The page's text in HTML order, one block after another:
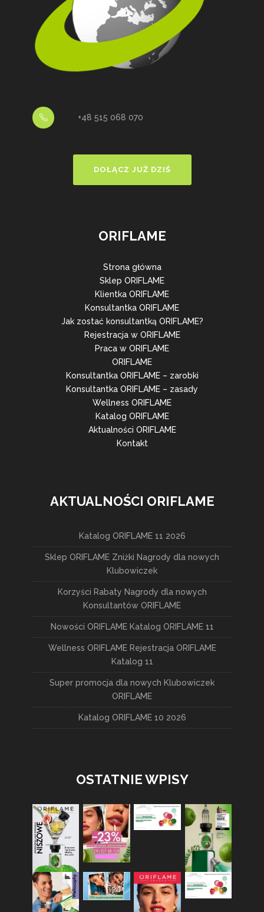
+48 515 068 070
DOŁĄCZ JUŻ DZIŚ
ORIFLAME
Strona główna
Sklep ORIFLAME
Klientka ORIFLAME
Konsultantka ORIFLAME
Jak zostać konsultantką ORIFLAME?
Rejestracja w ORIFLAME
Praca w ORIFLAME
ORIFLAME
Konsultantka ORIFLAME – zarobki
Konsultantka ORIFLAME – zasady
Wellness ORIFLAME
Katalog ORIFLAME
Aktualności ORIFLAME
Kontakt
AKTUALNOŚCI ORIFLAME
Katalog ORIFLAME 11 2026
Sklep ORIFLAME Zniżki Nagrody dla nowych
Klubowiczek
Korzyści Rabaty Nagrody dla nowych
Konsultantów ORIFLAME
Nowości ORIFLAME Katalog ORIFLAME 11
Wellness ORIFLAME Rejestracja ORIFLAME
Katalog 11
Super promocja dla nowych Klubowiczek
ORIFLAME
Katalog ORIFLAME 10 2026
OSTATNIE WPISY